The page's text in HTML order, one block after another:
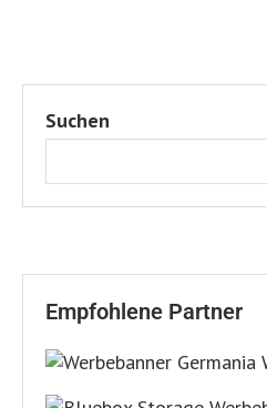
Suchen
Empfohlene Partner